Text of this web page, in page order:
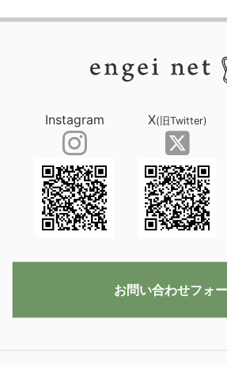
Instagram X(旧Twitter)
お問い合わせフォ